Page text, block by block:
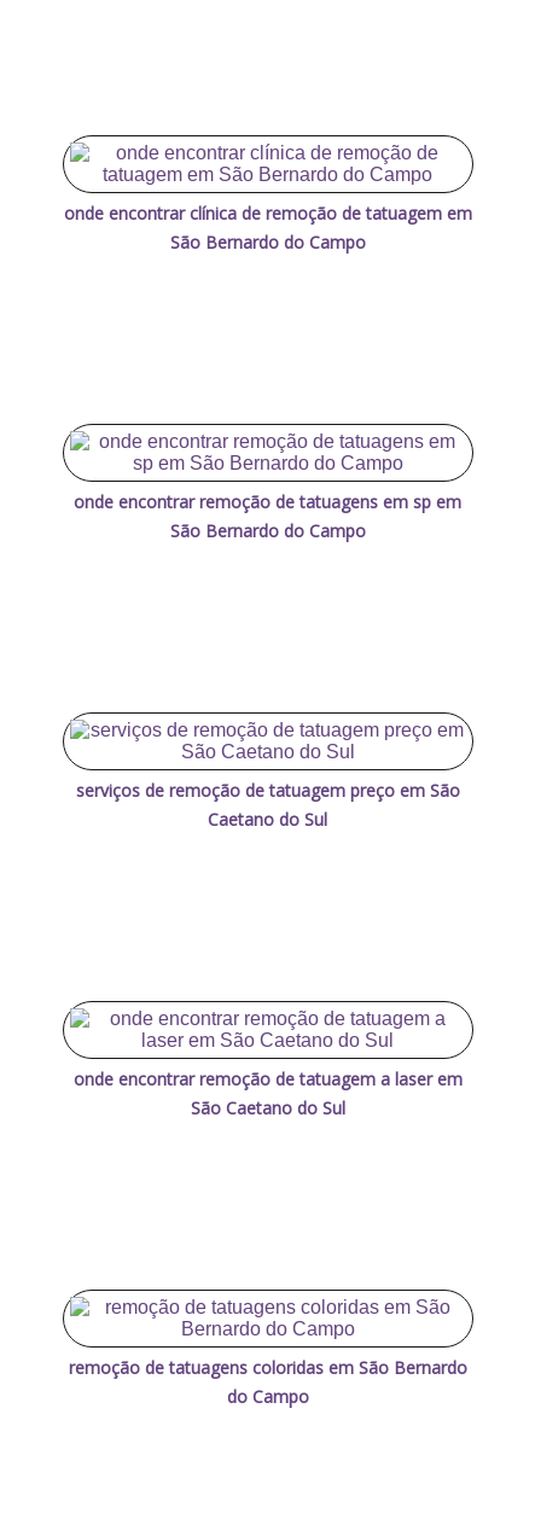
onde encontrar clínica de remoção de tatuagem em
São Bernardo do Campo
onde encontrar remoção de tatuagens em sp em
São Bernardo do Campo
serviços de remoção de tatuagem preço em São
Caetano do Sul
onde encontrar remoção de tatuagem a laser em
São Caetano do Sul
remoção de tatuagens coloridas em São Bernardo
do Campo